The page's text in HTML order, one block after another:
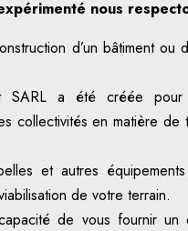
nous
d’un bâtiment ou
SARL a été créée pour
collectivités en matière
et autres
de votre terrain.
de vous fournir